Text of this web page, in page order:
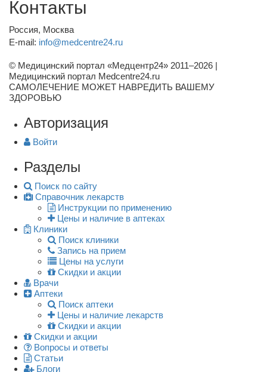
Контакты
Россия, Москва
E-mail: info@medcentre24.ru
© Медицинский портал «Медцентр24» 2011–2026 |
Медицинский портал Medcentre24.ru
САМОЛЕЧЕНИЕ МОЖЕТ НАВРЕДИТЬ ВАШЕМУ
ЗДОРОВЬЮ
Авторизация
Войти
Разделы
Поиск по сайту
Справочник лекарств
Инструкции по применению
Цены и наличие в аптеках
Клиники
Поиск клиники
Запись на прием
Цены на услуги
Скидки и акции
Врачи
Аптеки
Поиск аптеки
Цены и наличие лекарств
Скидки и акции
Скидки и акции
Вопросы и ответы
Статьи
Блоги